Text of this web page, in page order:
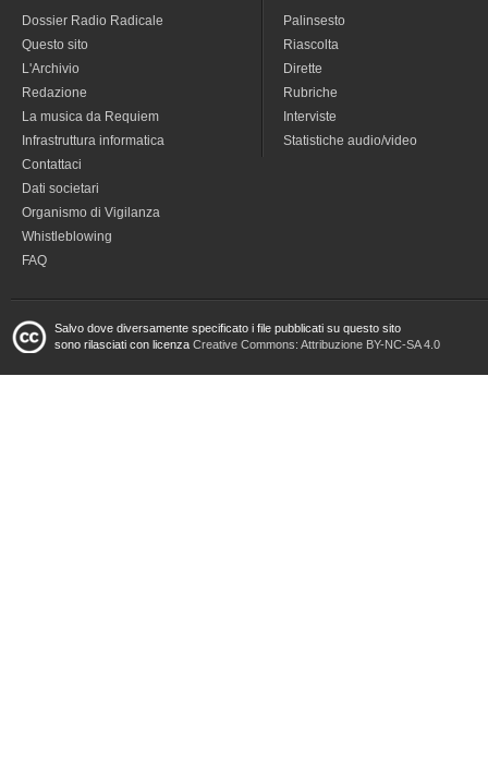
Dossier Radio Radicale
Questo sito
L'Archivio
Redazione
La musica da Requiem
Infrastruttura informatica
Contattaci
Dati societari
Organismo di Vigilanza
Whistleblowing
FAQ
Palinsesto
Riascolta
Dirette
Rubriche
Interviste
Statistiche audio/video
Salvo dove diversamente specificato i file pubblicati su questo sito
sono rilasciati con licenza Creative Commons: Attribuzione BY-NC-SA 4.0